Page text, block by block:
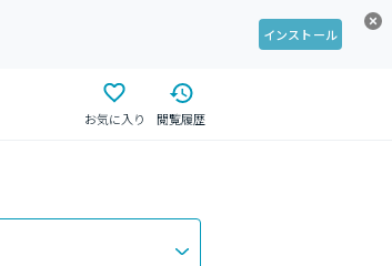
インストール
お気に入り 閲覧履歴